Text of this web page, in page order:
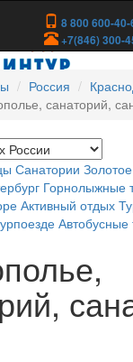
8 800 600-40-
+7(846) 300-
Россия
санаторий,
Санатории
Горнолыжные
Активный отдых
Автобусные